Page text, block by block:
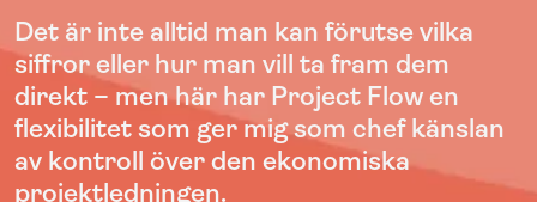
Det är inte alltid man kan förutse vilka
siffror eller hur man vill ta fram dem
direkt – men här har Project Flow en
flexibilitet som ger mig som chef känslan
av kontroll över den ekonomiska
projektledningen.